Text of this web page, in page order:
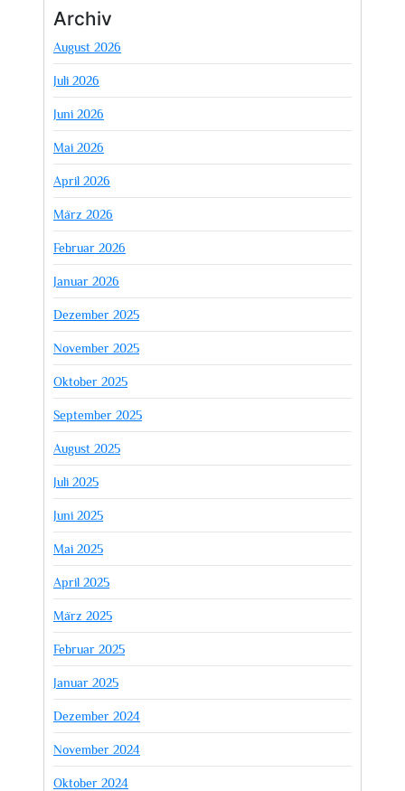
Archiv
August 2026
Juli 2026
Juni 2026
Mai 2026
April 2026
März 2026
Februar 2026
Januar 2026
Dezember 2025
November 2025
Oktober 2025
September 2025
August 2025
Juli 2025
Juni 2025
Mai 2025
April 2025
März 2025
Februar 2025
Januar 2025
Dezember 2024
November 2024
Oktober 2024